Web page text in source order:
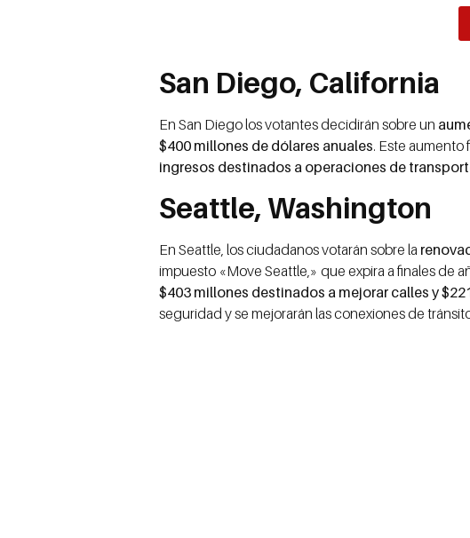
San Diego, California
En San Diego los votantes decidirán sobre un
$400 millones de dólares anuales. Este
ingresos destinados a operaciones de
Seattle, Washington
En Seattle, los ciudadanos votarán sobre la
impuesto «Move Seattle,» que expira a finales de
$403 millones destinados a mejorar calles y
seguridad y se mejorarán las conexiones de